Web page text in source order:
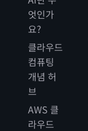
엇인가
요?
클라우드
컴퓨팅
개념 허
브
AWS 클
라우드